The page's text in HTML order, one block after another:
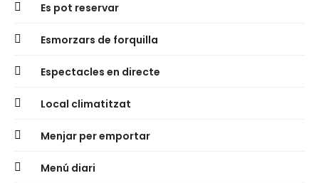
Es pot reservar
Esmorzars de forquilla
Espectacles en directe
Local climatitzat
Menjar per emportar
Menú diari